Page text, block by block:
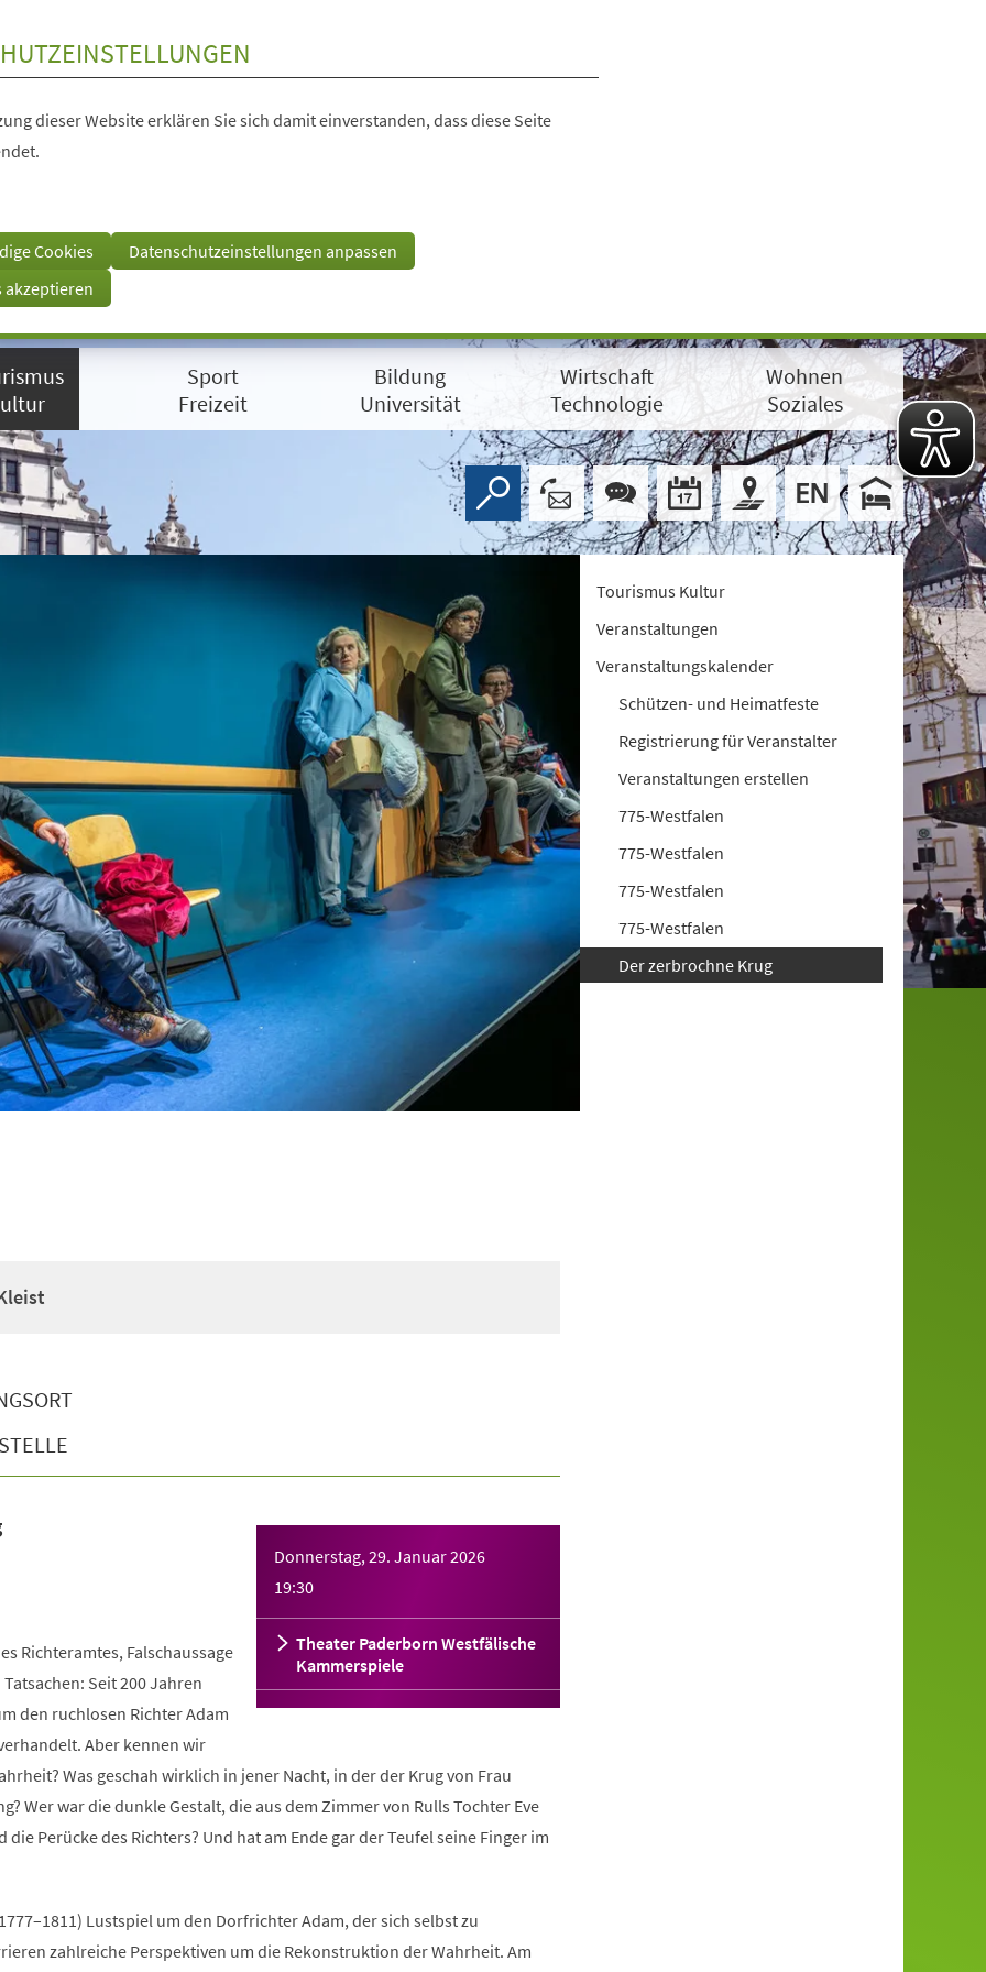
dieser Website erklären Sie sich damit einverstanden, dass diese Seite
Cookies
Datenschutzeinstellungen anpassen
akzeptieren
Sport
Freizeit
Bildung
Universität
Wirtschaft
Technologie
Wohnen
Soziales
Donnerstag, 29. Januar 2026
19:30
Theater Paderborn Westfälische
Kammerspiele
Richteramtes, Falschaussage
Seit 200 Jahren
den ruchlosen Richter Adam
Aber kennen wir
Was geschah wirklich in jener Nacht, in der der Krug von Frau
Wer war die dunkle Gestalt, die aus dem Zimmer von Rulls Tochter Eve
Perücke des Richters? Und hat am Ende gar der Teufel seine Finger im
Lustspiel um den Dorfrichter Adam, der sich selbst zu
zahlreiche Perspektiven um die Rekonstruktion der Wahrheit. Am
Tourismus Kultur
Veranstaltungen
Veranstaltungskalender
Schützen- und Heimatfeste
Registrierung für Veranstalter
Veranstaltungen erstellen
775-Westfalen
775-Westfalen
775-Westfalen
775-Westfalen
Der zerbrochne Krug